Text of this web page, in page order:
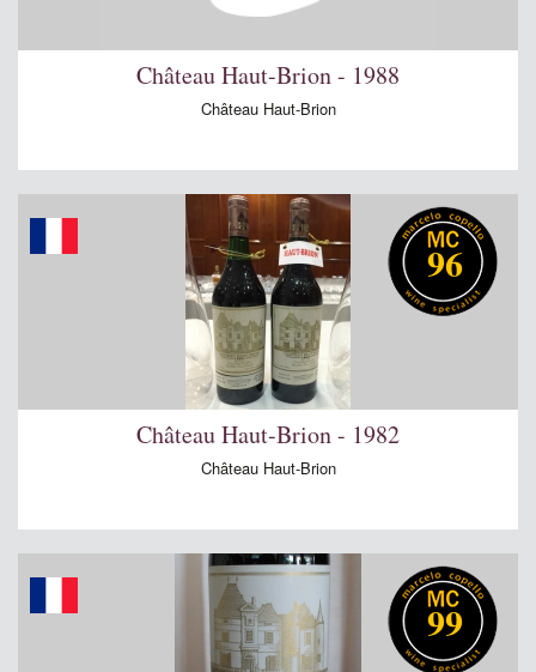
Château Haut-Brion - 1988
Château Haut-Brion
96
Château Haut-Brion - 1982
Château Haut-Brion
99